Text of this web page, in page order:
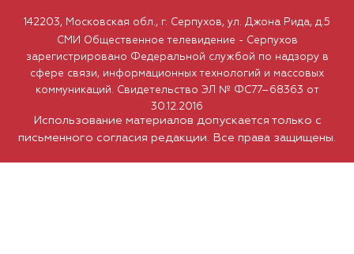
Использование материалов допускается только с
письменного согласия редакции. Все права защищены.
142203, Московская обл., г. Серпухов, ул. Джона Рида, д.5
СМИ Общественное телевидение - Серпухов
зарегистрировано Федеральной службой по надзору в
сфере связи, информационных технологий и массовых
коммуникаций. Свидетельство ЭЛ № ФС77–68363 от
30.12.2016